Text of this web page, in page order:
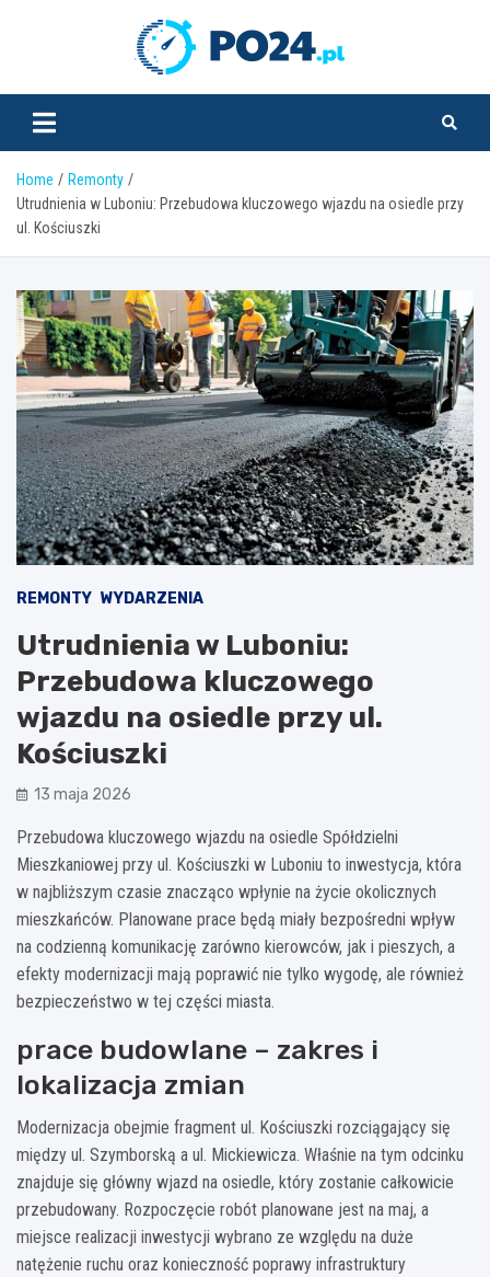
Home
Remonty
Utrudnienia w Luboniu: Przebudowa kluczowego wjazdu na osiedle przy
ul. Kościuszki
REMONTY WYDARZENIA
Utrudnienia w Luboniu:
Przebudowa kluczowego
wjazdu na osiedle przy ul.
Kościuszki
13 maja 2026
Przebudowa kluczowego wjazdu na osiedle Spółdzielni
Mieszkaniowej przy ul. Kościuszki w Luboniu to inwestycja, która
w najbliższym czasie znacząco wpłynie na życie okolicznych
mieszkańców. Planowane prace będą miały bezpośredni wpływ
na codzienną komunikację zarówno kierowców, jak i pieszych, a
efekty modernizacji mają poprawić nie tylko wygodę, ale również
bezpieczeństwo w tej części miasta.
prace budowlane – zakres i
lokalizacja zmian
Modernizacja obejmie fragment ul. Kościuszki rozciągający się
między ul. Szymborską a ul. Mickiewicza. Właśnie na tym odcinku
znajduje się główny wjazd na osiedle, który zostanie całkowicie
przebudowany. Rozpoczęcie robót planowane jest na maj, a
miejsce realizacji inwestycji wybrano ze względu na duże
natężenie ruchu oraz konieczność poprawy infrastruktury